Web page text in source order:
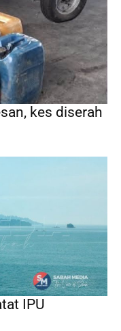
kes diserah
IPU